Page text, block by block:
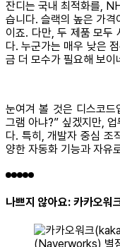
잔디는 국내 최적화를,
습니다. 슬랙의 높은 가
이죠. 다만, 두 제품 모두
다. 누군가는 매우 낮은
금 더 모수가 필요해 보이
눈여겨 볼 것은 디스코
그램 아냐?” 싶겠지만,
다. 특히, 개발자 중심 조
양한 자동화 기능과 자유
나쁘지 않아요: 카카오워